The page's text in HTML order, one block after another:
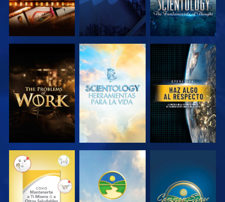
EXPLORA LAS
SERIES
EXPLORA LAS
SERIES
VE
VE VE VE